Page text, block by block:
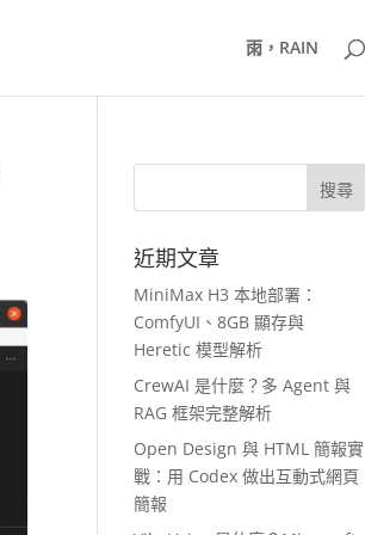
雨，RAIN
近期文章
MiniMax H3 本地部署：
ComfyUI、8GB 顯存與
Heretic 模型解析
CrewAI 是什麼？多 Agent 與
RAG 框架完整解析
Open Design 與 HTML 簡報實
戰：用 Codex 做出互動式網頁
簡報